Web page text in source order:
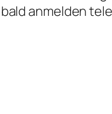
anmelden